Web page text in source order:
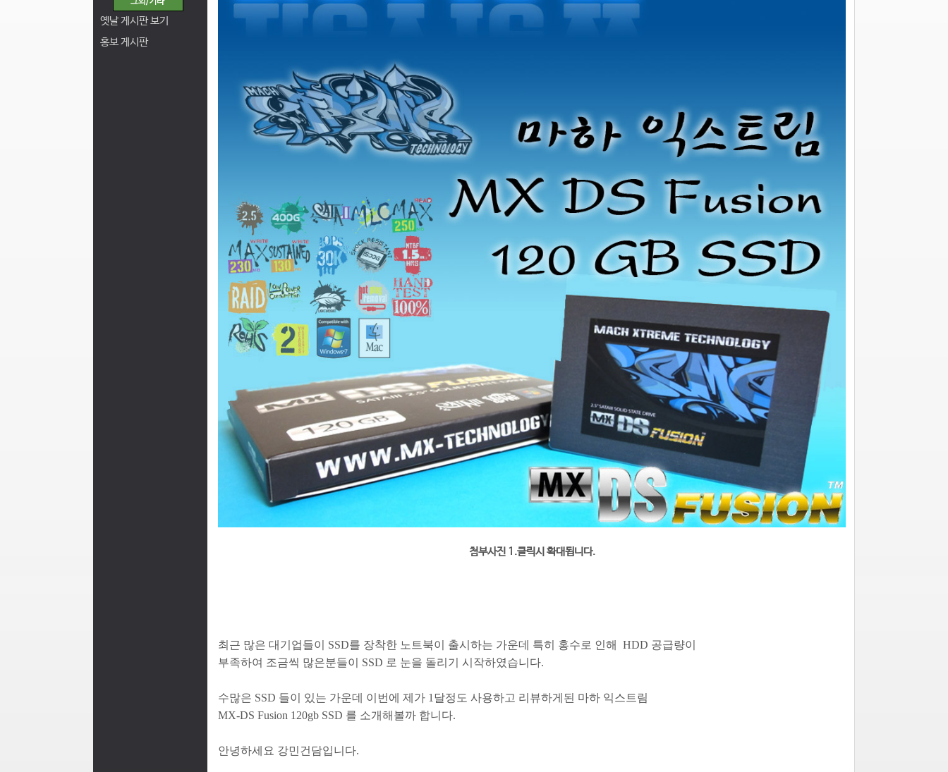
옛날 게시판 보기
홍보 게시판
첨부사진 1.클릭시 확대됩니다.
최근 많은 대기업들이 SSD를 장착한 노트북이 출시하는 가운데 특히 홍수로 인해 HDD 공급량이
부족하여 조금씩 많은분들이 SSD 로 눈을 돌리기 시작하였습니다.
수많은 SSD 들이 있는 가운데 이번에 제가 1달정도 사용하고 리뷰하게된 마하 익스트림
MX-DS Fusion 120gb SSD 를 소개해볼까 합니다.
안녕하세요 강민건담입니다.